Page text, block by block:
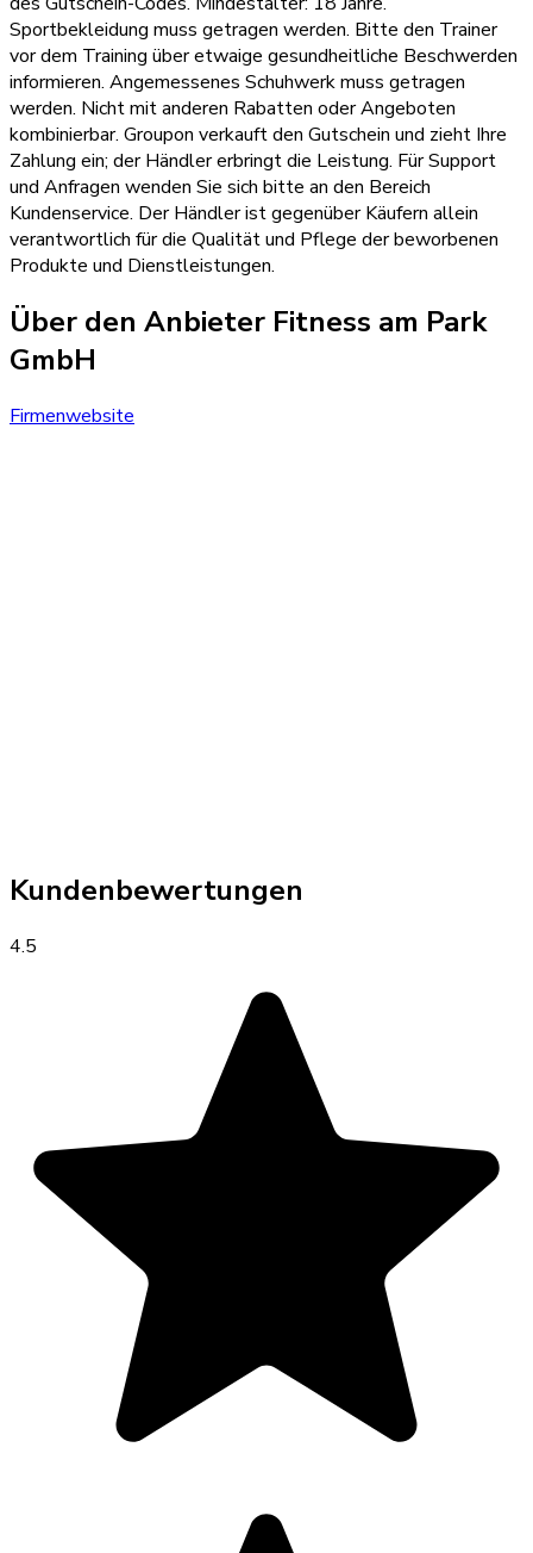
Sportbekleidung muss getragen werden. Bitte den Trainer
vor dem Training über etwaige gesundheitliche Beschwerden
informieren. Angemessenes Schuhwerk muss getragen
werden. Nicht mit anderen Rabatten oder Angeboten
kombinierbar. Groupon verkauft den Gutschein und zieht Ihre
Zahlung ein; der Händler erbringt die Leistung. Für Support
und Anfragen wenden Sie sich bitte an den Bereich
Kundenservice. Der Händler ist gegenüber Käufern allein
verantwortlich für die Qualität und Pflege der beworbenen
Produkte und Dienstleistungen.
Über den Anbieter Fitness am Park
GmbH
Firmenwebsite
Kundenbewertungen
4.5